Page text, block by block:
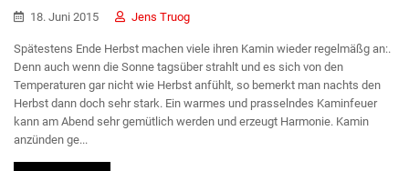
18. Juni 2015 Jens Truog
Spätestens Ende Herbst machen viele ihren Kamin wieder regelmäßg an:.
Denn auch wenn die Sonne tagsüber strahlt und es sich von den
Temperaturen gar nicht wie Herbst anfühlt, so bemerkt man nachts den
Herbst dann doch sehr stark. Ein warmes und prasselndes Kaminfeuer
kann am Abend sehr gemütlich werden und erzeugt Harmonie. Kamin
anzünden ge...